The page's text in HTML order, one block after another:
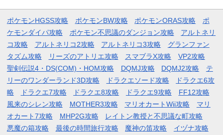
ポケモンHGSS攻略 ポケモンBW攻略 ポケモンORAS攻略
ポ
ケモンダイパ攻略
ポケモン不思議のダンジョン攻略
アルトネリ
コ攻略
アルトネリコ2攻略 アルトネリコ3攻略
グランファン
タズム攻略
リーズのアトリエ攻略 スマブラX攻略
VP2攻略
聖剣伝説4・DS(COM)・HOM攻略
DQMJ攻略 DQMJ2攻略
テ
リーのワンダーランド3D攻略
ドラクエソード攻略
ドラクエ6攻
略
ドラクエ7攻略 ドラクエ8攻略 ドラクエ9攻略
FF12攻略
風来のシレン攻略
MOTHER3攻略 マリオカートWii攻略
マリ
オカート7攻略
MHP2G攻略
レイトン教授と不思議な町攻略
悪魔の箱攻略
最後の時間旅行攻略 魔神の笛攻略 イヅナ攻略